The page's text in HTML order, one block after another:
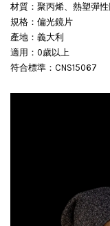
材質：聚丙烯、熱塑彈性
規格：偏光鏡片
產地：義大利
適用：0歲以上
符合標準：CNS15067